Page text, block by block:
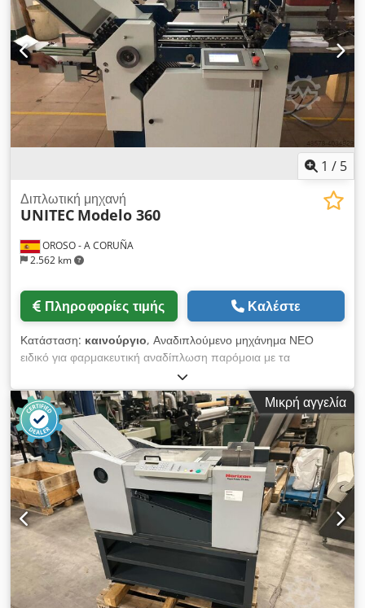
1 / 5
OROSO - A CORUÑA
2.562 km
Διπλωτική μηχανή
UNITEC Modelo 360
Πληροφορίες τιμής Καλέστε
Κατάσταση: καινούργιο, Αναδιπλούμενο μηχάνημα ΝΕΟ
ειδικό για φαρμακευτική αναδίπλωση παρόμοια με τα
μηχανήματα stahl T 36 Ελάχιστη αναδίπλωση 20 mm Τα
μηχανήματα μπορούν να προσφέρουν σε μορφή 360 mm ή
470 mm μηχανή από 2 πόρπες έως 12 πόρπες σε μία μονάδα
Επιλογή κάθετης παράδοσης στοίβαξης Τεχνικές λεπτομέρειες:
-Model 360 -Format max 470 x 850 mm -Format min 50 x 85
mm -Min πτυσσόμενο 20 mm -Μέγιστη ταχύτητα 180 mt /
min -Χαρτί πάχους 40-250 grms -Βάρος 1500 kg -Παροχή
ζώνης ροής -Κατασκευάσματα Dsdpfxed Nfnvo Abtsck
Μικρή αγγελία